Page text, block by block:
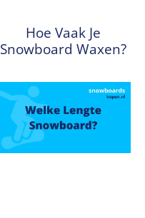
Hoe Vaak Je
Snowboard Waxen?